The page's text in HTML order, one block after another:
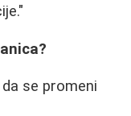
se promeni